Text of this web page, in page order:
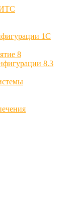
1С
8
8.3